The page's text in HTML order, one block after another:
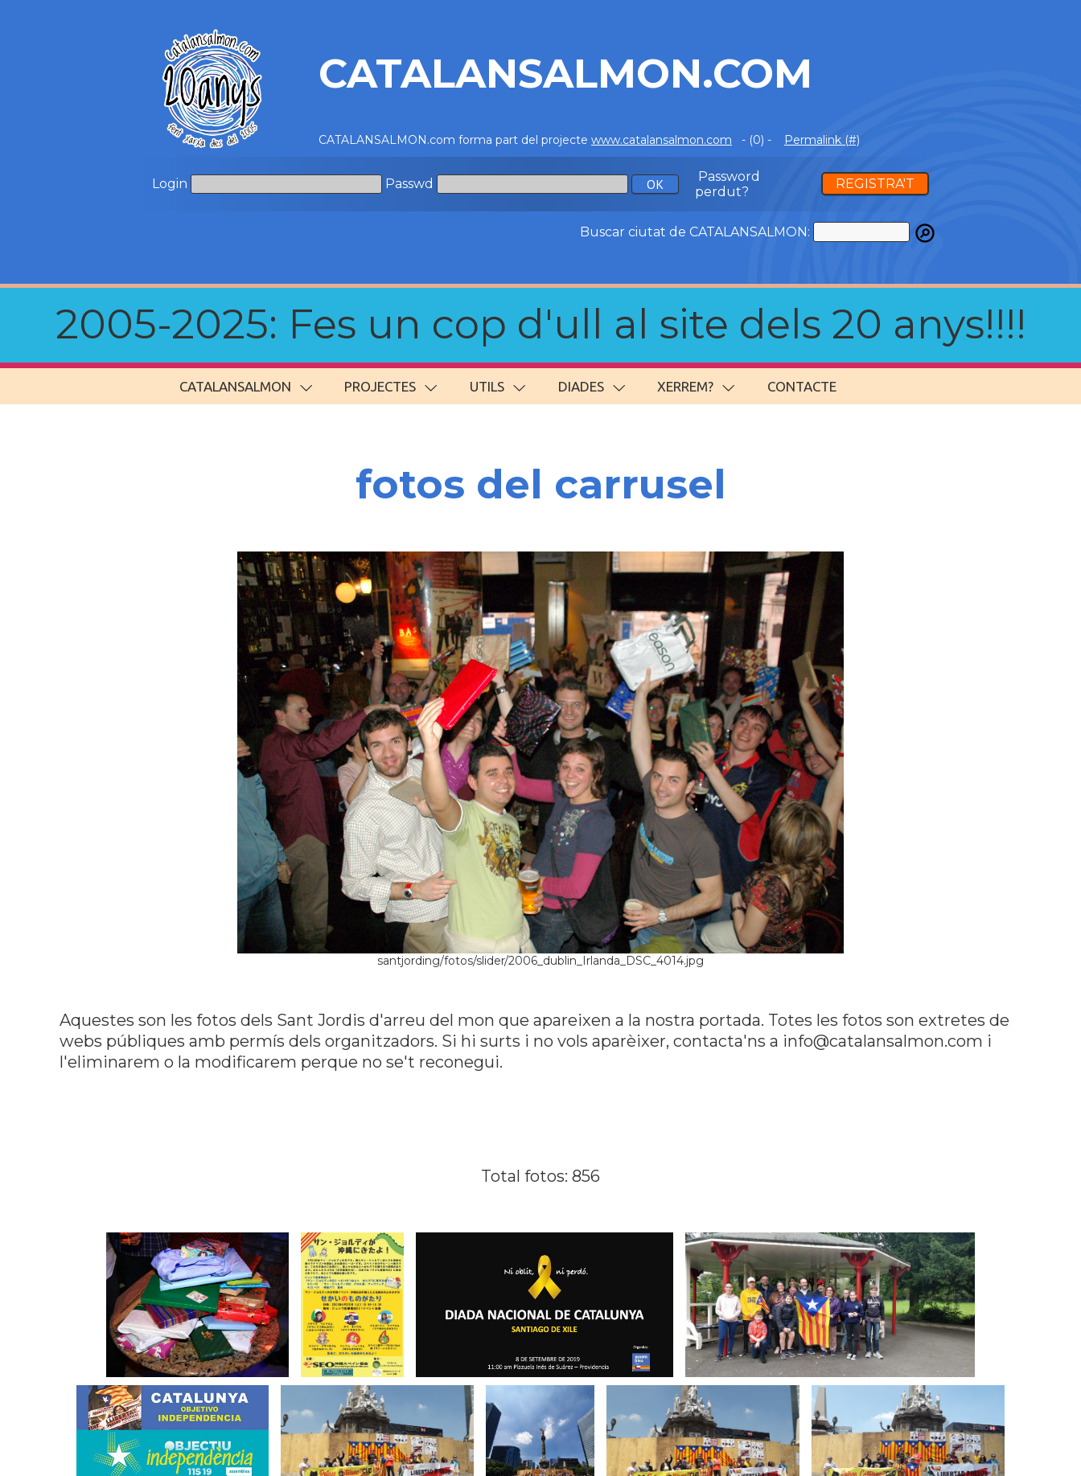
CATALANSALMON.COM
CATALANSALMON.com forma part del projecte www.catalansalmon.com - (0) - Permalink (#)
Login Passwd
Password
perdut?
REGISTRA'T
Buscar ciutat de CATALANSALMON:
2005-2025: Fes un cop d'ull al site dels 20 anys!!!!
CATALANSALMON PROJECTES UTILS DIADES XERREM? CONTACTE
fotos del carrusel
santjording/fotos/slider/2006_dublin_Irlanda_DSC_4014.jpg
Aquestes son les fotos dels Sant Jordis d'arreu del mon que apareixen a la nostra portada. Totes les fotos son extretes de
webs públiques amb permís dels organitzadors. Si hi surts i no vols aparèixer, contacta'ns a info@catalansalmon.com i
l'eliminarem o la modificarem perque no se't reconegui.
Total fotos: 856